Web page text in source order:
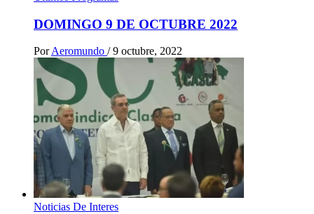
DOMINGO 9 DE OCTUBRE 2022
Por Aeromundo / 9 octubre, 2022
Noticias De Interes